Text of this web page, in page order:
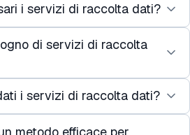
IA sfruttano una vasta rete
nuovi o esistenti dati
agli sviluppatori e alle
su altri aspetti dello
i servizi di raccolta dati?
si stringono e l'accesso ai
le aziende e gli
efficiente lavorando con
di servizi di raccolta
richiesto e gestito per i
dispendioso in termini di
i servizi di raccolta dati?
metodo efficace per